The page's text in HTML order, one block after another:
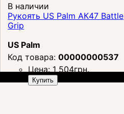
В наличии
Рукоять US Palm АК47 Battle
Grip
US Palm
00000000537
Цена: 1 504грн.
Купить